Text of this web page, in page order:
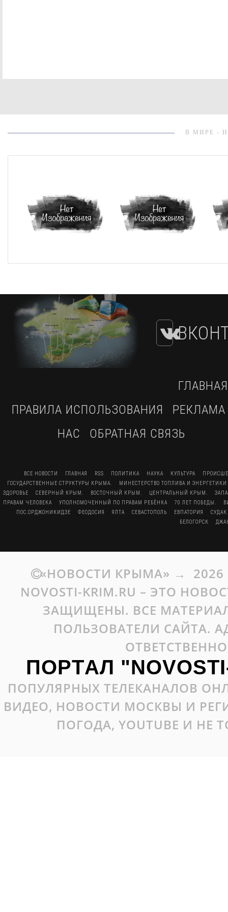
В МИРЕ -
ГЛАВНАЯ
ПРАВИЛА ИСПОЛЬЗОВАНИЯ
РЕКЛАМА
НАС
ОБРАТНАЯ СВЯЗЬ
ВСЕ НОВОСТИ ГЛАВНАЯ RSS ПОЛИТИКА НАУКА КУЛЬТУРА
ГОСУДАРСТВЕННЫЕ СТРУКТУРЫ КРЫМА.
МИНЕСТЕРСТВО ТОПЛИВА И
ЗДОРОВЬЕ
СЕВЕРНЫЙ КРЫМ. ВОСТОЧНЫЙ КРЫМ. ЦЕНТРАЛЬНЫЙ КРЫМ.
ПРАВАМ ЧЕЛОВЕКА
УПОЛНОМОЧЕННЫЙ ПО ПРАВАМ РЕБЁНКА 70 ЛЕТ ПОБЕДЫ.
ПОС.ОРДЖОНИКИДЗЕ
ФЕОДОСИЯ ЯЛТА СЕВАСТОПОЛЬ ЕВПАТОРИЯ
СУДАК
БЕЛОГОРСК
«НОВОСТИ КРЫМА» → 2026
NOVOSTI-KRIM.RU – ЭТО
ЗАЩИЩЕНЫ. ВСЕ
ПОЛЬЗОВАТЕЛИ САЙТА.
ПОРТАЛ
ПОПУЛЯРНЫХ ТЕЛЕКАНАЛОВ
ВИДЕО, НОВОСТИ МОСКВЫ И
ПОГОДА, YOUTUBE И